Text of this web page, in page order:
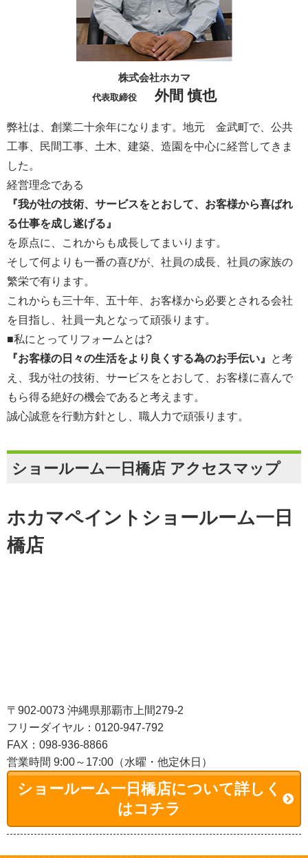
株式会社ホカマ
代表取締役 外間 慎也
弊社は、創業二十余年になります。地元 金武町で、公共
工事、民間工事、土木、建築、造園を中心に経営してきま
した。
経営理念である
『我が社の技術、サービスをとおして、お客様から喜ばれ
る仕事を成し遂げる』
を原点に、これからも成長してまいります。
そして何よりも一番の喜びが、社員の成長、社員の家族の
繁栄で有ります。
これからも三十年、五十年、お客様から必要とされる会社
を目指し、社員一丸となって頑張ります。
■私にとってリフォームとは?
『お客様の日々の生活をより良くする為のお手伝い』
と考
え、我が社の技術、サービスをとおして、お客様に喜んで
もら得る絶好の機会であると考えます。
誠心誠意を行動方針とし、職人力で頑張ります。
ショールーム一日橋店 アクセスマップ
ホカマペイントショールーム一日
橋店
〒902-0073 沖縄県那覇市上間279-2
フリーダイヤル：0120-947-792
FAX：098-936-8866
営業時間 9:00～17:00（水曜・他定休日）
ショールーム一日橋店について詳しく
はコチラ